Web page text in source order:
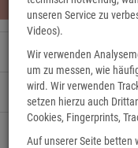
unseren Service zu
Videos).
Wir verwenden
um zu messen, wie
wird. Wir verwenden
setzen hierzu auch
Cookies, Fingerprints,
Auf unserer Seite betten
Unsere Veranstaltungen
Eine Nacht in der